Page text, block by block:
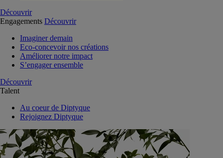
Découvrir
Engagements Découvrir
Imaginer demain
Eco-concevoir nos créations
Améliorer notre impact
S’engager ensemble
Découvrir
Talent
Au coeur de Diptyque
Rejoignez Diptyque